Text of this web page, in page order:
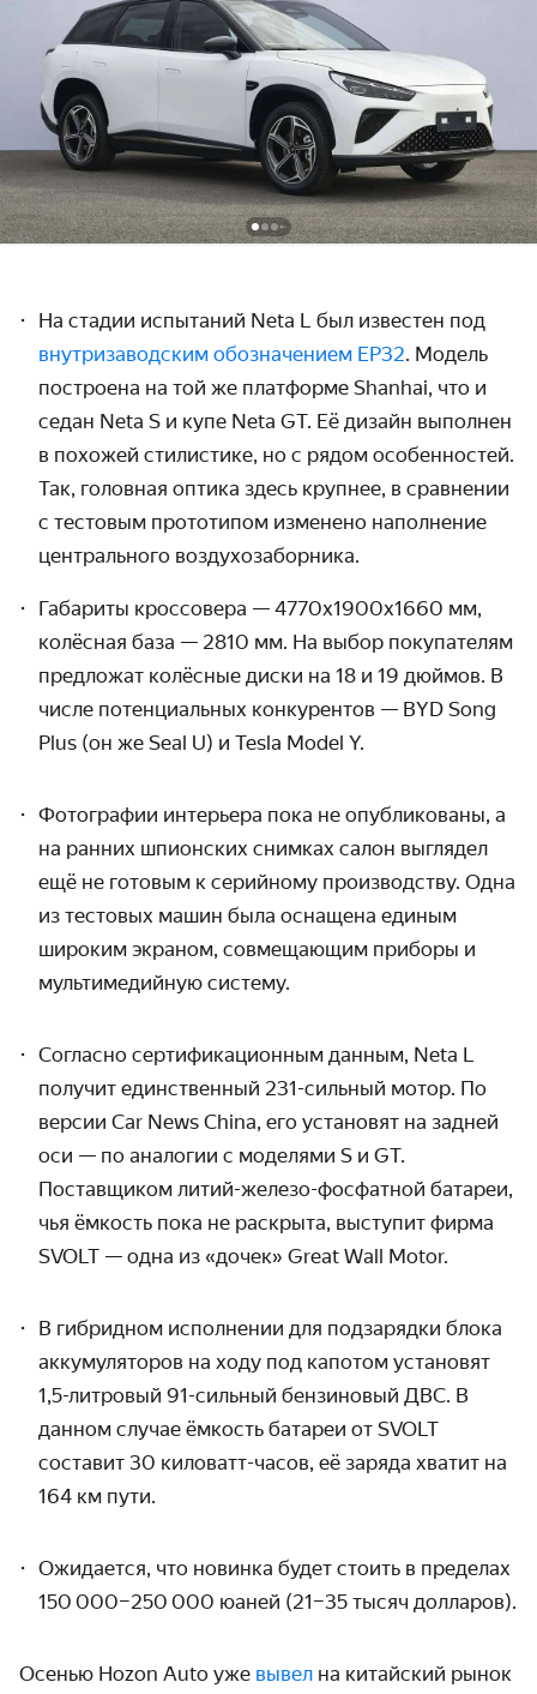
На стадии испытаний Neta L был известен под
внутризаводским обозначением EP32. Модель
построена на той же платформе Shanhai, что и
седан Neta S и купе Neta GT. Её дизайн выполнен
в похожей стилистике, но с рядом особенностей.
Так, головная оптика здесь крупнее, в сравнении
с тестовым прототипом изменено наполнение
центрального воздухозаборника.
Габариты кроссовера — 4770x1900x1660 мм,
колёсная база — 2810 мм. На выбор покупателям
предложат колёсные диски на 18 и 19 дюймов. В
числе потенциальных конкурентов — BYD Song
Plus (он же Seal U) и Tesla Model Y.
Фотографии интерьера пока не опубликованы, а
на ранних шпионских снимках салон выглядел
ещё не готовым к серийному производству. Одна
из тестовых машин была оснащена единым
широким экраном, совмещающим приборы и
мультимедийную систему.
Согласно сертификационным данным, Neta L
получит единственный 231-сильный мотор. По
версии Car News China, его установят на задней
оси — по аналогии с моделями S и GT.
Поставщиком литий-железо-фосфатной батареи,
чья ёмкость пока не раскрыта, выступит фирма
SVOLT — одна из «дочек» Great Wall Motor.
В гибридном исполнении для подзарядки блока
аккумуляторов на ходу под капотом установят
1,5-литровый 91-сильный бензиновый ДВС. В
данном случае ёмкость батареи от SVOLT
составит 30 киловатт-часов, её заряда хватит на
164 км пути.
Ожидается, что новинка будет стоить в пределах
150 000–250 000 юаней (21–35 тысяч долларов).
Осенью Hozon Auto уже вывел на китайский рынок